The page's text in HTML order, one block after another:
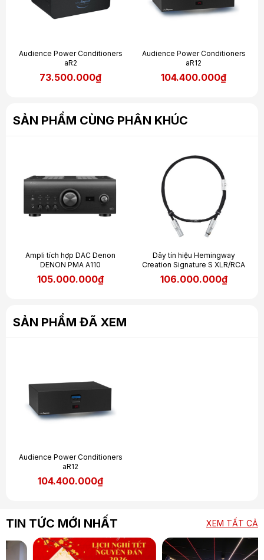
Audience Power Conditioners
aR2
73.500.000₫
Audience Power Conditioners
aR12
104.400.000₫
SẢN PHẨM CÙNG PHÂN KHÚC
Ampli tích hợp DAC Denon
DENON PMA A110
105.000.000₫
Dây tín hiệu Hemingway
Creation Signature S XLR/RCA
106.000.000₫
SẢN PHẨM ĐÃ XEM
Audience Power Conditioners
aR12
104.400.000₫
TIN TỨC MỚI NHẤT XEM TẤT CẢ